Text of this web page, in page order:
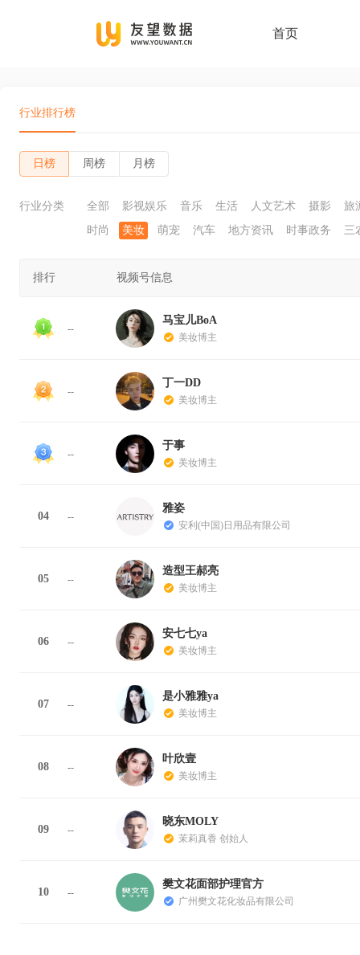
首页
行业排行榜
日榜 周榜 月榜
行业分类 全部 影视娱乐 音乐 生活 人文艺术 摄影
旅
时尚
美妆 萌宠 汽车 地方资讯 时事政务 三
排行 视频号信息
--
马宝儿BoA
美妆博主
--
丁一DD
美妆博主
--
于事
美妆博主
04 --
雅姿
安利(中国)日用品有限公司
05 --
造型王郝亮
美妆博主
06 --
安七七ya
美妆博主
07 --
是小雅雅ya
美妆博主
08 --
叶欣壹
美妆博主
09 --
晓东MOLY
茉莉真香 创始人
10 --
樊文花面部护理官方
广州樊文花化妆品有限公司